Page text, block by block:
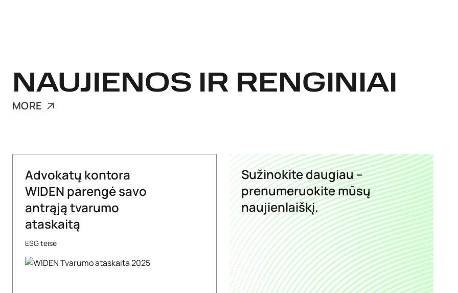
NAUJIENOS IR RENGINIAI
MORE
Advokatų kontora
WIDEN parengė savo
antrąją tvarumo
ataskaitą
ESG teisė
Sužinokite daugiau –
prenumeruokite mūsų
naujienlaiškį.